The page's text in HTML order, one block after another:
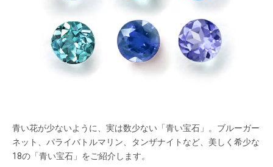
青い花が少ないように、実は数少ない「青い宝石」。ブルーガー
ネット、パライバトルマリン、タンザナイトなど、美しく希少な
18の「青い宝石」をご紹介します。